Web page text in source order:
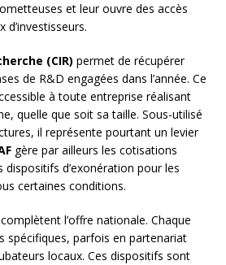
et leur ouvre des accès
d’investisseurs.
(CIR) permet de récupérer
de R&D engagées dans l’année. Ce
à toute entreprise réalisant
quelle que soit sa taille. Sous-utilisé
il représente pourtant un levier
gère par ailleurs les cotisations
d’exonération pour les
certaines conditions.
complètent l’offre nationale. Chaque
spécifiques, parfois en partenariat
locaux. Ces dispositifs sont